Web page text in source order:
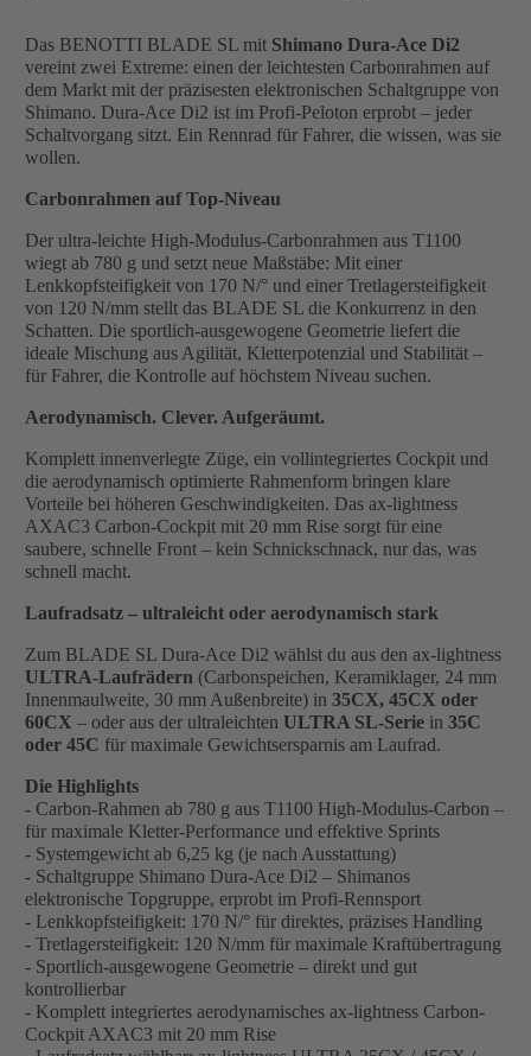
Das BENOTTI BLADE SL mit Shimano Dura-Ace Di2
vereint zwei Extreme: einen der leichtesten Carbonrahmen auf
dem Markt mit der präzisesten elektronischen Schaltgruppe von
Shimano. Dura-Ace Di2 ist im Profi-Peloton erprobt – jeder
Schaltvorgang sitzt. Ein Rennrad für Fahrer, die wissen, was sie
wollen.
Carbonrahmen auf Top-Niveau
Der ultra-leichte High-Modulus-Carbonrahmen aus T1100
wiegt ab 780 g und setzt neue Maßstäbe: Mit einer
Lenkkopfsteifigkeit von 170 N/° und einer Tretlagersteifigkeit
von 120 N/mm stellt das BLADE SL die Konkurrenz in den
Schatten. Die sportlich-ausgewogene Geometrie liefert die
ideale Mischung aus Agilität, Kletterpotenzial und Stabilität –
für Fahrer, die Kontrolle auf höchstem Niveau suchen.
Aerodynamisch. Clever. Aufgeräumt.
Komplett innenverlegte Züge, ein vollintegriertes Cockpit und
die aerodynamisch optimierte Rahmenform bringen klare
Vorteile bei höheren Geschwindigkeiten. Das ax-lightness
AXAC3 Carbon-Cockpit mit 20 mm Rise sorgt für eine
saubere, schnelle Front – kein Schnickschnack, nur das, was
schnell macht.
Laufradsatz – ultraleicht oder aerodynamisch stark
Zum BLADE SL Dura-Ace Di2 wählst du aus den ax-lightness
ULTRA-Laufrädern (Carbonspeichen, Keramiklager, 24 mm
Innenmaulweite, 30 mm Außenbreite) in 35CX, 45CX oder
60CX – oder aus der ultraleichten ULTRA SL-Serie in 35C
oder 45C für maximale Gewichtsersparnis am Laufrad.
Die Highlights
- Carbon-Rahmen ab 780 g aus T1100 High-Modulus-Carbon –
für maximale Kletter-Performance und effektive Sprints
- Systemgewicht ab 6,25 kg (je nach Ausstattung)
- Schaltgruppe Shimano Dura-Ace Di2 – Shimanos
elektronische Topgruppe, erprobt im Profi-Rennsport
- Lenkkopfsteifigkeit: 170 N/° für direktes, präzises Handling
- Tretlagersteifigkeit: 120 N/mm für maximale Kraftübertragung
- Sportlich-ausgewogene Geometrie – direkt und gut
kontrollierbar
- Komplett integriertes aerodynamisches ax-lightness Carbon-
Cockpit AXAC3 mit 20 mm Rise